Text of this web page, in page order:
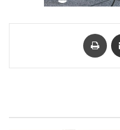
مشاركة عبر البريد